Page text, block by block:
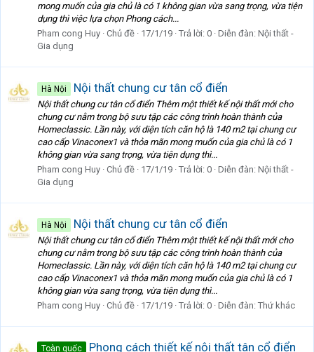
mong muốn của gia chủ là có 1 không gian vừa sang trọng, vừa tiện
dụng thì việc lựa chọn Phong cách...
Pham cong Huy Chủ đề 17/1/19 Trả lời: 0 Diễn đàn: Nội thất -
Gia dụng
Hà Nội Nội thất chung cư tân cổ điển
Nội thất chung cư tân cổ điển Thêm một thiết kế nội thất mới cho
chung cư nằm trong bộ sưu tập các công trình hoàn thành của
Homeclassic. Lần này, với diện tích căn hộ là 140 m2 tại chung cư
cao cấp Vinaconex1 và thỏa mãn mong muốn của gia chủ là có 1
không gian vừa sang trọng, vừa tiện dụng thì...
Pham cong Huy Chủ đề 17/1/19 Trả lời: 0 Diễn đàn: Nội thất -
Gia dụng
Hà Nội Nội thất chung cư tân cổ điển
Nội thất chung cư tân cổ điển Thêm một thiết kế nội thất mới cho
chung cư nằm trong bộ sưu tập các công trình hoàn thành của
Homeclassic. Lần này, với diện tích căn hộ là 140 m2 tại chung cư
cao cấp Vinaconex1 và thỏa mãn mong muốn của gia chủ là có 1
không gian vừa sang trọng, vừa tiện dụng thì...
Pham cong Huy Chủ đề 17/1/19 Trả lời: 0 Diễn đàn: Thứ khác
Toàn quốc Phong cách thiết kế nội thất tân cổ điển